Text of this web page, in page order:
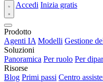
Accedi Inizia gratis
Prodotto
Agenti IA Modelli Gestione
Soluzioni
Panoramica Per ruolo Per
Risorse
Blog Primi passi Centro